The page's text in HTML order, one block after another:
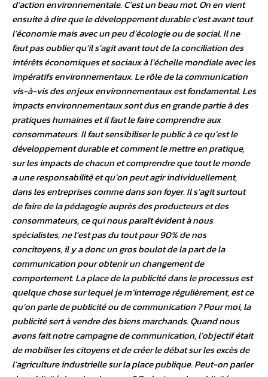
d’action environnementale. C’est un beau mot. On en vient
ensuite à dire que le développement durable c’est avant tout
l’économie mais avec un peu d’écologie ou de social. Il ne
faut pas oublier qu’il s’agit avant tout de la conciliation des
intérêts économiques et sociaux à l’échelle mondiale avec les
impératifs environnementaux. Le rôle de la communication
vis-à-vis des enjeux environnementaux est fondamental. Les
impacts environnementaux sont dus en grande partie à des
pratiques humaines et il faut le faire comprendre aux
consommateurs. Il faut sensibiliser le public à ce qu’est le
développement durable et comment le mettre en pratique,
sur les impacts de chacun et comprendre que tout le monde
a une responsabilité et qu’on peut agir individuellement,
dans les entreprises comme dans son foyer. Il s’agit surtout
de faire de la pédagogie auprès des producteurs et des
consommateurs, ce qui nous paraît évident à nous
spécialistes, ne l’est pas du tout pour 90% de nos
concitoyens, il y a donc un gros boulot de la part de la
communication pour obtenir un changement de
comportement. La place de la publicité dans le processus est
quelque chose sur lequel je m’interroge régulièrement, est ce
qu’on parle de publicité ou de communication ? Pour moi, la
publicité sert à vendre des biens marchands. Quand nous
avons fait notre campagne de communication, l’objectif était
de mobiliser les citoyens et de créer le débat sur les excès de
l’agriculture industrielle sur la place publique. Peut-on parler